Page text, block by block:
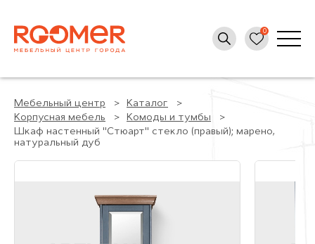
Мебельный центр
Каталог
Корпусная мебель
Комоды и тумбы
Шкаф настенный "Стюарт" стекло (правый); марено,
натуральный дуб